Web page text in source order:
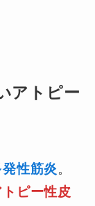
アトピー
発性筋炎。
ピー性皮